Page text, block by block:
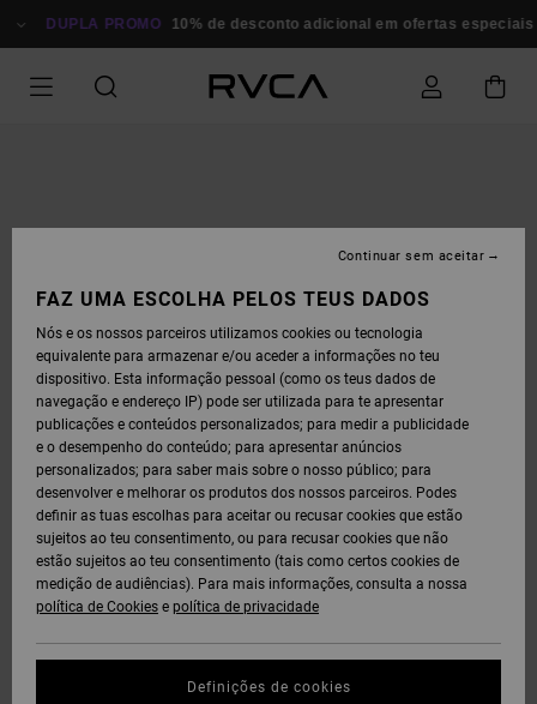
PARA DUPLA PROMO 10% de desconto adicional em ofertas especiais
FAZ UMA ESCOLHA PELOS TEUS DADOS
Nós e os nossos parceiros utilizamos cookies ou tecnologia
equivalente para armazenar e/ou aceder a informações no teu
dispositivo. Esta informação pessoal (como os teus dados de
navegação e endereço IP) pode ser utilizada para te apresentar
publicações e conteúdos personalizados; para medir a publicidade
e o desempenho do conteúdo; para apresentar anúncios
personalizados; para saber mais sobre o nosso público; para
desenvolver e melhorar os produtos dos nossos parceiros. Podes
definir as tuas escolhas para aceitar ou recusar cookies que estão
sujeitos ao teu consentimento, ou para recusar cookies que não
estão sujeitos ao teu consentimento (tais como certos cookies de
medição de audiências). Para mais informações, consulta a nossa
política de Cookies e política de privacidade
Definições de cookies
Continuar sem aceitar